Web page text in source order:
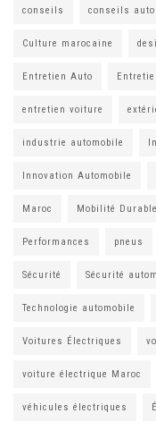
conseils conseils
Culture marocaine
Entretien Auto
entretien voiture
industrie automobile
Innovation Automobile
Maroc Mobilité Durable
Performances pneus
Sécurité Sécurité
Technologie automobile
Voitures Électriques
voiture électrique Maroc
véhicules électriques